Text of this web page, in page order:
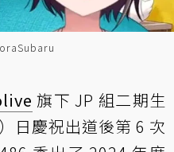
旗下 JP 組二期生
日慶祝出道後第 6 次